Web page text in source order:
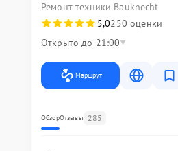
Ремонт техники Bauknecht
5,0250 оценки
Открыто до 21:00
Маршрут
ОбзорОтзывы 285